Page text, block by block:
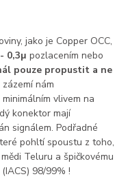
jako je Copper OCC,
0,3μpozlacením nebo
pouze propustit a ne
nám
vlivem na
konektor mají
signálem. Podřadné
pohltí spoustu z toho,
Teluru a špičkovému
98/99% !